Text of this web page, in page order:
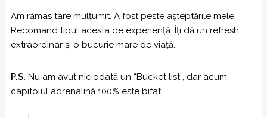
Am rămas tare mulțumit. A fost peste așteptările mele.
Recomand tipul acesta de experiență. Îți dă un refresh
extraordinar și o bucurie mare de viață.
P.S. Nu am avut niciodată un “Bucket list”, dar acum,
capitolul adrenalină 100% este bifat.